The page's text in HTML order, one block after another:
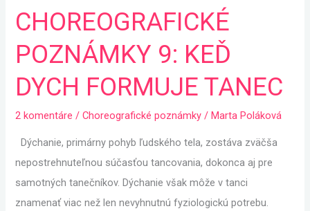
CHOREOGRAFICKÉ
POZNÁMKY 9: KEĎ
DYCH FORMUJE TANEC
2 komentáre /Choreografické poznámky /Marta Poláková
Dýchanie, primárny pohyb ľudského tela, zostáva zväčša
nepostrehnuteľnou súčasťou tancovania, dokonca aj pre
samotných tanečníkov. Dýchanie však môže v tanci
znamenať viac než len nevyhnutnú fyziologickú potrebu.
CHOREOGRAFICKÉ
POZNÁMKY
9:
KEĎ
DYCH
FORMUJE